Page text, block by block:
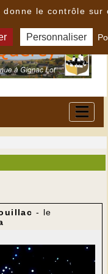
- le
le contrôle sur
Personnaliser